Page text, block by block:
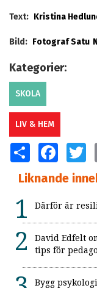
Text: Kristina
Bild: Fotograf Satu
Kategorier:
SKOLA
LIV & HEM
SHARE FACEBOOK
Liknande
Därför är
David Edfelt
tips för
Bygg